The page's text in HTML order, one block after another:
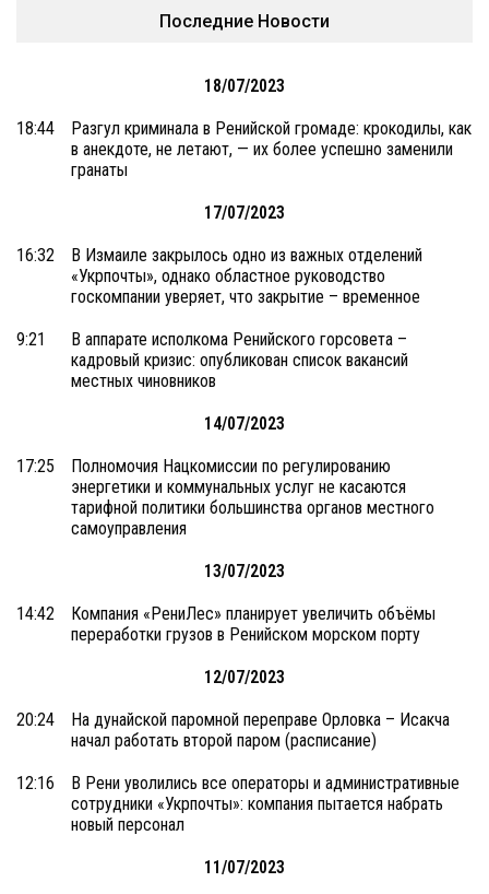
Последние Новости
18/07/2023
18:44
Разгул криминала в Ренийской громаде: крокодилы, как
в анекдоте, не летают, — их более успешно заменили
гранаты
17/07/2023
16:32
В Измаиле закрылось одно из важных отделений
«Укрпочты», однако областное руководство
госкомпании уверяет, что закрытие – временное
9:21
В аппарате исполкома Ренийского горсовета –
кадровый кризис: опубликован список вакансий
местных чиновников
14/07/2023
17:25
Полномочия Нацкомиссии по регулированию
энергетики и коммунальных услуг не касаются
тарифной политики большинства органов местного
самоуправления
13/07/2023
14:42
Компания «РениЛес» планирует увеличить объёмы
переработки грузов в Ренийском морском порту
12/07/2023
20:24
На дунайской паромной переправе Орловка – Исакча
начал работать второй паром (расписание)
12:16
В Рени уволились все операторы и административные
сотрудники «Укрпочты»: компания пытается набрать
новый персонал
11/07/2023